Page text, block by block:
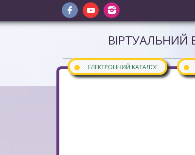
ВІРТУАЛЬНИЙ
● ЕЛЕКТРОННИЙ КАТАЛОГ ●